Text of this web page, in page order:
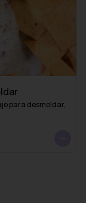
para desmoldar,